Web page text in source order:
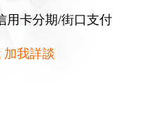
用卡分期/街口支付
加我詳談